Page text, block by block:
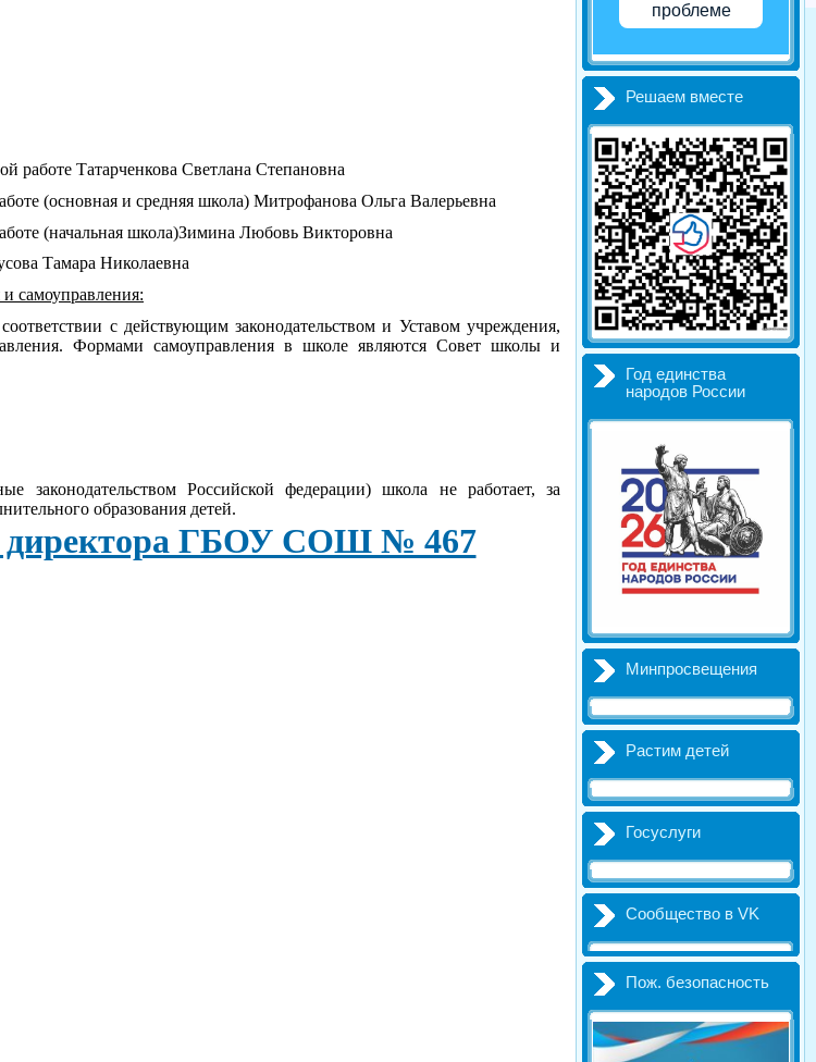
работе Татарченкова Светлана Степановна
(основная и средняя школа) Митрофанова Ольга Валерьевна
(начальная школа)Зимина Любовь Викторовна
Тамара Николаевна
самоуправления:
с действующим законодательством и Уставом учреждения,
Формами самоуправления в школе являются Совет школы и
законодательством Российской федерации) школа не работает, за
образования детей.
директора ГБОУ СОШ № 467
проблеме
Решаем вместе
Год единства
народов России
Минпросвещения
Растим детей
Госуслуги
Сообщество в VK
Пож. безопасность